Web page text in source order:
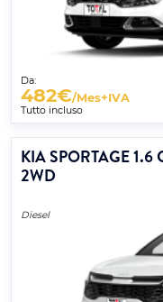
Da:
482€/Mes+IVA
Tutto incluso
KIA SPORTAGE 1.6
2WD
Diesel